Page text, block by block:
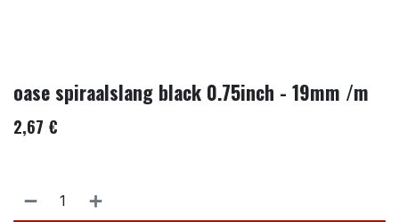
oase spiraalslang black 0.75inch - 19mm /m
2,67 €